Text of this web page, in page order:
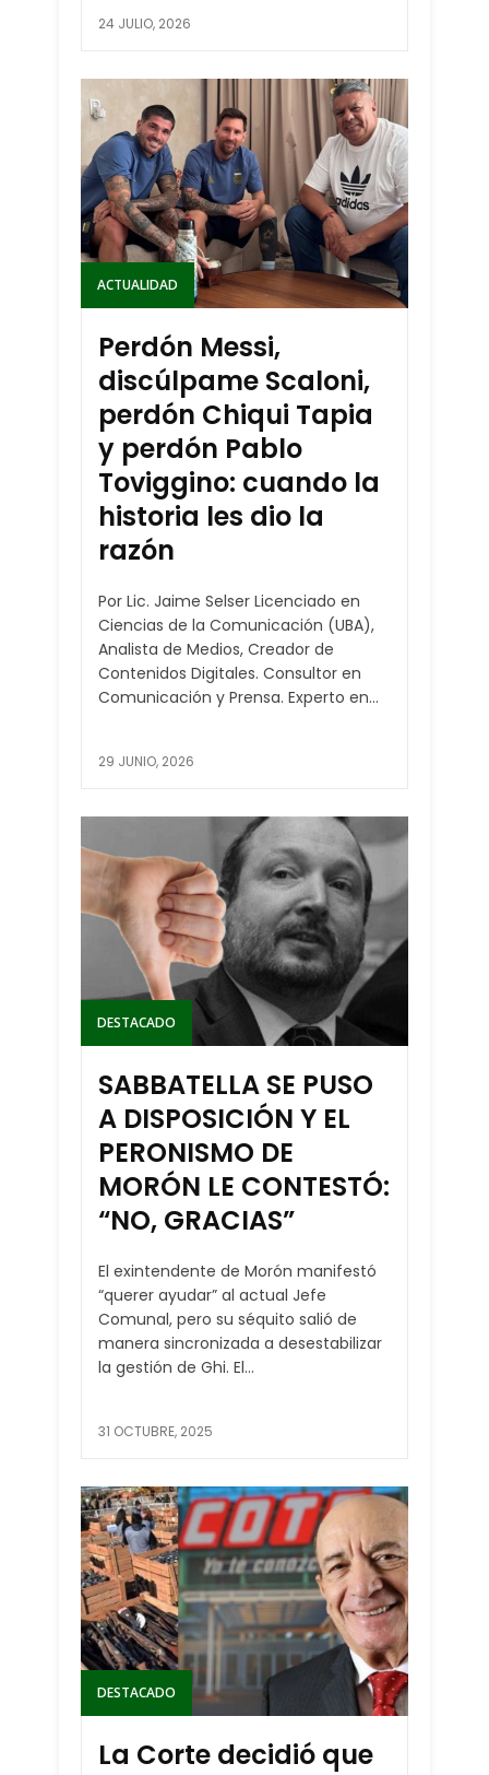
24 JULIO, 2026
ACTUALIDAD
Perdón Messi,
discúlpame Scaloni,
perdón Chiqui Tapia
y perdón Pablo
Toviggino: cuando la
historia les dio la
razón
Por Lic. Jaime Selser Licenciado en
Ciencias de la Comunicación (UBA),
Analista de Medios, Creador de
Contenidos Digitales. Consultor en
Comunicación y Prensa. Experto en...
29 JUNIO, 2026
DESTACADO
SABBATELLA SE PUSO
A DISPOSICIÓN Y EL
PERONISMO DE
MORÓN LE CONTESTÓ:
“NO, GRACIAS”
El exintendente de Morón manifestó
“querer ayudar” al actual Jefe
Comunal, pero su séquito salió de
manera sincronizada a desestabilizar
la gestión de Ghi. El...
31 OCTUBRE, 2025
DESTACADO
La Corte decidió que